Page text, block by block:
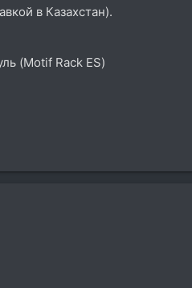
в Казахстан).
(Motif Rack ES)